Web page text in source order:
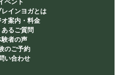
ベント
レインヨガとは
オ案内・料金
あるご質問
験者の声
のご予約
い合わせ